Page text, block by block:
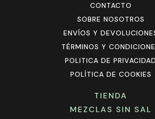
CONTACTO
SOBRE NOSOTROS
ENVÍOS Y
TÉRMINOS Y
POLITICA DE PRIVACIDAD
POLÍTICA DE COOKIES
TIENDA
MEZCLAS SIN SAL